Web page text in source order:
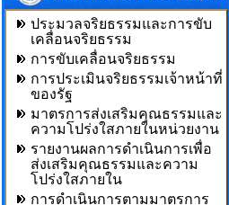
ประมวลจริยธรรมและการขับ
เคลื่อนจริยธรรม
การขับเคลื่อนจริยธรรม
การประเมินจริยธรรมเจ้าหน้าที่
ของรัฐ
มาตรการส่งเสริมคุณธรรมและ
ความโปร่งใสภายในหน่วยงาน
รายงานผลการดำเนินการเพื่อ
ส่งเสริมคุณธรรมและความ
โปร่งใสภายใน
การดำเนินการตามมาตรการ